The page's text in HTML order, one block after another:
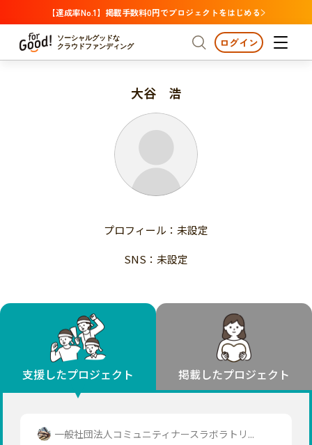
【達成率No.1】掲載手数料0円でプロジェクトをはじめる
ソーシャルグッドな
クラウドファンディング
プロジェクトからさがす 注目
支援金額が多い
支援人数が多い
終了日が近い
国際協力
子ども・教育
フード・農業
文化
環境・エシカル
人権・マイノリティ
社会貢献
地域からさがす 北海道・東北
北海道
支援金額が多い
終了日が近い
カテゴリーからさがす
医療・福祉
子ども・教育
人権・マイノリティ
北海道 青森 岩手 宮城
秋田
福島
茨城 栃木 群馬
千葉
東京
神奈川
新潟 富山 石川 福井
山梨
ログイン
大谷 浩
プロフィール：未設定
SNS：未設定
支援したプロジェクト 掲載したプロジェクト
一般社団法人コミュニティナースラボラトリ...